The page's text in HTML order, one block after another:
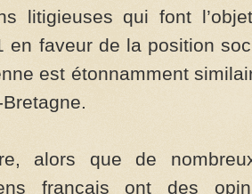
litigieuses qui font
en faveur de la position
est étonnamment
alors que de
français ont des